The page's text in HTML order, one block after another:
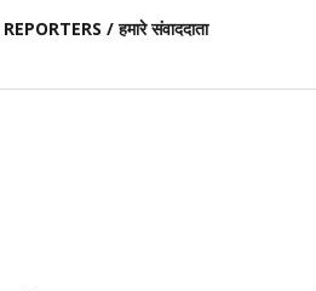
/ हमारे संवाददाता
♦️ईसा पूर्व 323 –
776 – ग्रीस में प्रथम ओलंपिक खेल